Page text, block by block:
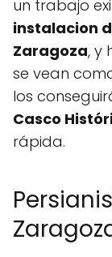
un trabajo
instalacion
Zaragoza, y
se vean
los
Casco
rápida.